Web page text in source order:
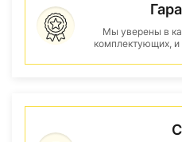
Мы уверены в
комплектующих, и